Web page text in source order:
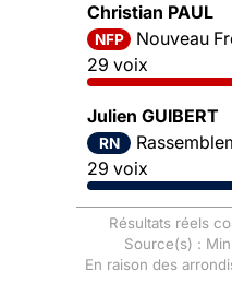
Christian PAUL
NFP
Nouveau
29 voix
Julien GUIBERT
RN
29 voix
Résultats réels
Source(s) :
En raison des